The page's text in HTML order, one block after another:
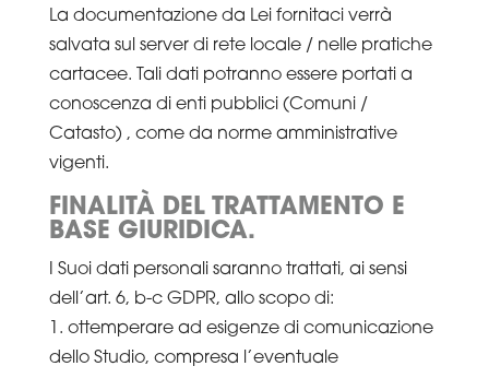
La documentazione da Lei fornitaci verrà
salvata sul server di rete locale / nelle pratiche
cartacee. Tali dati potranno essere portati a
conoscenza di enti pubblici (Comuni /
Catasto) , come da norme amministrative
vigenti.
FINALITÀ DEL TRATTAMENTO E
BASE GIURIDICA.
I Suoi dati personali saranno trattati, ai sensi
dell’art. 6, b-c GDPR, allo scopo di:
1. ottemperare ad esigenze di comunicazione
dello Studio, compresa l’eventuale